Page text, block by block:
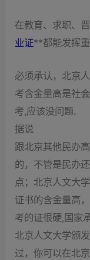
在教育、求职、
业证**都能发挥
必须承认，北京
考含金量高是社
考,应该没问题.
据说
跟北京其他民办
的，不管是民办
点；北京人文大
证书的含金量高
考的证很硬,国家
北京人文大学颁
过，你可以在北